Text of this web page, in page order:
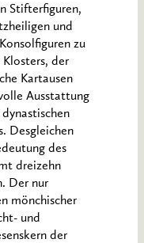
Stifterfiguren,
und
zu
Klosters, der
Kartausen
Ausstattung
Desgleichen
des
dreizehn
Der nur
mönchischer
und
der